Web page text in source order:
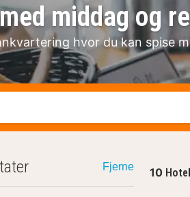
middag og
hvor du kan spise
eller by
10
Fjerne